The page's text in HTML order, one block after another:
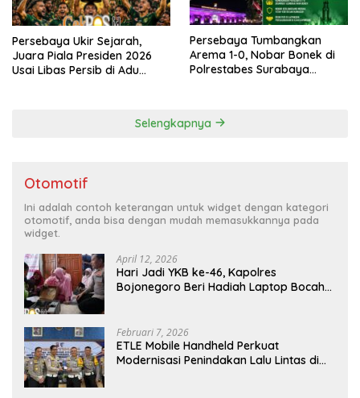
Persebaya Ukir Sejarah,
Juara Piala Presiden 2026
Usai Libas Persib di Adu
Persebaya Tumbangkan
Arema 1-0, Nobar Bonek di
Polrestabes Surabaya
Selengkapnya
Otomotif
Ini adalah contoh keterangan untuk widget dengan kategori
otomotif, anda bisa dengan mudah memasukkannya pada
widget.
April 12, 2026
Hari Jadi YKB ke-46, Kapolres
Bojonegoro Beri Hadiah Laptop Bocah
Februari 7, 2026
ETLE Mobile Handheld Perkuat
Modernisasi Penindakan Lalu Lintas di